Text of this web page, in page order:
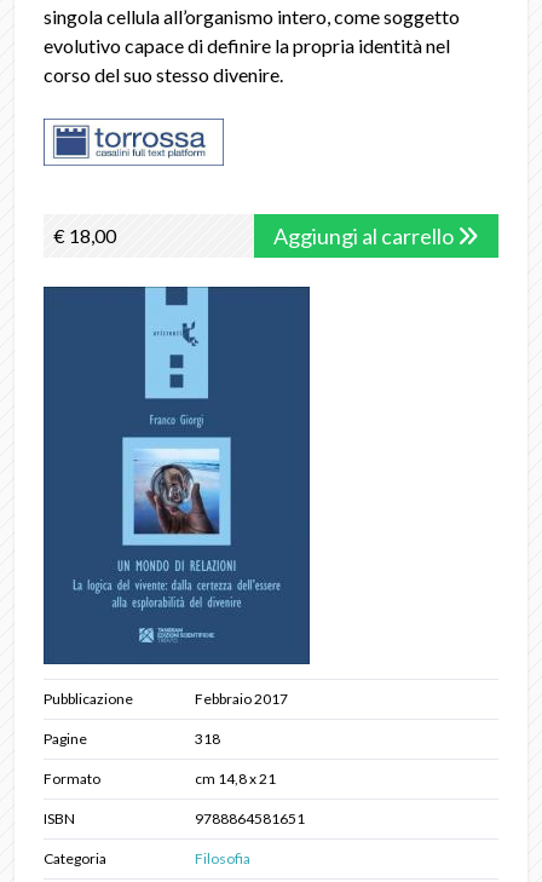
singola cellula all’organismo intero, come soggetto
evolutivo capace di definire la propria identità nel
corso del suo stesso divenire.
€ 18,00 Aggiungi al carrello
Pubblicazione Febbraio 2017
Pagine 318
Formato cm 14,8 x 21
ISBN 9788864581651
Categoria Filosofia